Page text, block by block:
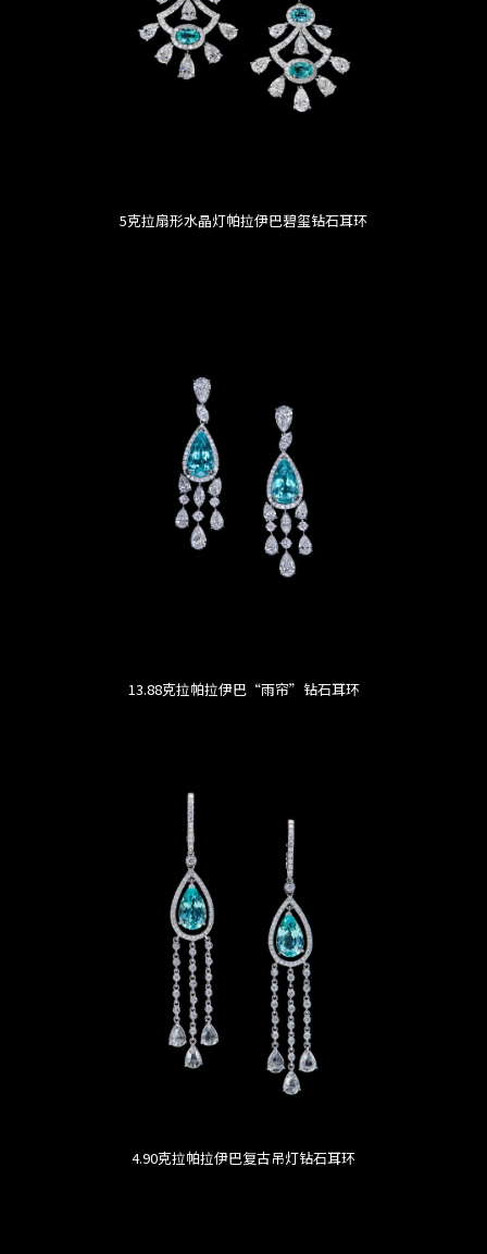
5克拉扇形水晶灯帕拉伊巴碧玺钻石耳环
13.88克拉帕拉伊巴“雨帘”钻石耳环
4.90克拉帕拉伊巴复古吊灯钻石耳环